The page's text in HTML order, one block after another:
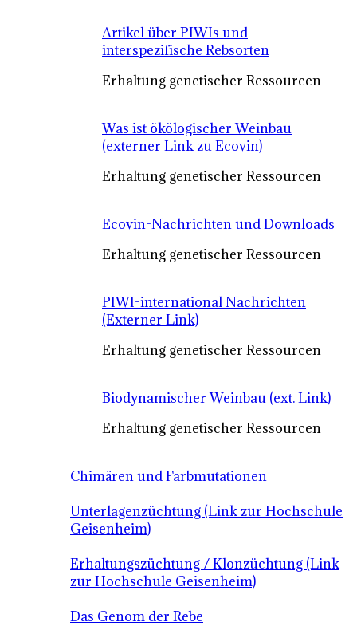
Artikel über PIWIs und
interspezifische Rebsorten
Erhaltung genetischer Ressourcen
Was ist ökölogischer Weinbau
(externer Link zu Ecovin)
Erhaltung genetischer Ressourcen
Ecovin-Nachrichten und Downloads
Erhaltung genetischer Ressourcen
PIWI-international Nachrichten
(Externer Link)
Erhaltung genetischer Ressourcen
Biodynamischer Weinbau (ext. Link)
Erhaltung genetischer Ressourcen
Chimären und Farbmutationen
Unterlagenzüchtung (Link zur Hochschule
Geisenheim)
Erhaltungszüchtung / Klonzüchtung (Link
zur Hochschule Geisenheim)
Das Genom der Rebe